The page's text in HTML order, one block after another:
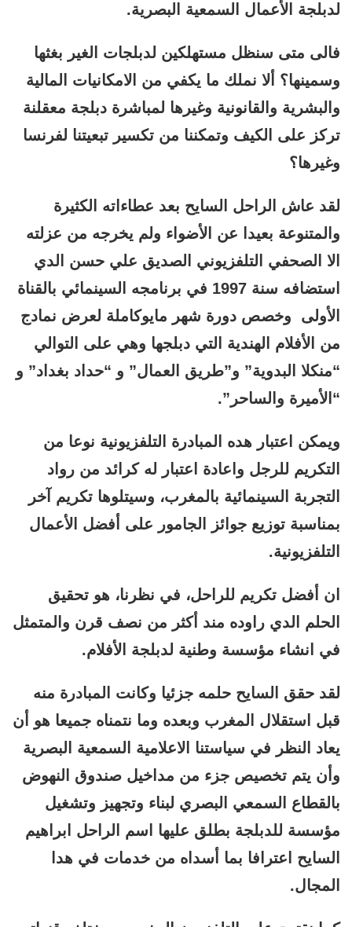
لدبلجة الأعمال السمعية البصرية.
فالى متى سنظل مستهلكين لدبلجات الغير بغثها
وسمينها؟ ألا نملك ما يكفي من الامكانيات المالية
والبشرية والقانونية وغيرها لمباشرة دبلجة معقلنة
تركز على الكيف وتمكننا من تكسير تبعيتنا لفرنسا
وغيرها؟
لقد عاش الراحل السايح بعد عطاءاته الكثيرة
والمتنوعة بعيدا عن الأضواء ولم يخرجه من عزلته
الا الصحفي التلفزيوني الصديق علي حسن الدي
استضافه سنة 1997 في برنامجه السينمائي بالقناة
الأولى وخصص دورة شهر مايوكاملة لعرض نمادج
من الأفلام الهندية التي دبلجها وهي على التوالي
“منكلا البدوية” و”طريق العمال” و “حداد بغداد” و
“الأميرة والساحر”.
ويمكن اعتبار هده المبادرة التلفزيونية نوعا من
التكريم للرجل واعادة اعتبار له كرائد من رواد
التجربة السينمائية بالمغرب، وسيتلوها تكريم آخر
بمناسبة توزيع جوائز الجامور على أفضل الأعمال
التلفزيونية.
ان أفضل تكريم للراحل، في نظرنا، هو تحقيق
الحلم الدي راوده مند أكثر من نصف قرن والمتمثل
في انشاء مؤسسة وطنية لدبلجة الأفلام.
لقد حقق السايح حلمه جزئيا وكانت المبادرة منه
قبل استقلال المغرب وبعده وما نتمناه جميعا هو أن
يعاد النظر في سياستنا الاعلامية السمعية البصرية
وأن يتم تخصيص جزء من مداخيل صندوق النهوض
بالقطاع السمعي البصري لبناء وتجهيز وتشغيل
مؤسسة للدبلجة بطلق عليها اسم الراحل ابراهيم
السايح اعترافا بما أسداه من خدمات في هدا
المجال.